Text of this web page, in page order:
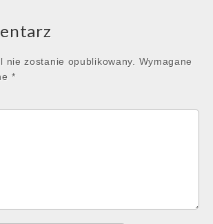
nie zostanie opublikowany.
Wymagane
*